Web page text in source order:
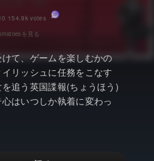
アニメ
ドキュメンタリー
Netflixオリジナル作品
ド
総合作品情報
・VOD総合News
へ
Video
て、ゲームを楽しむかの
リッシュに任務をこなす
追う英国諜報(ちょうほう)
はいつしか執着に変わっ
154.9k votes